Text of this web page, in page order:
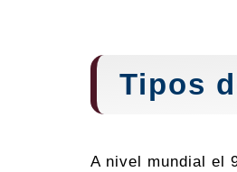
Tipos
A nivel mundial el